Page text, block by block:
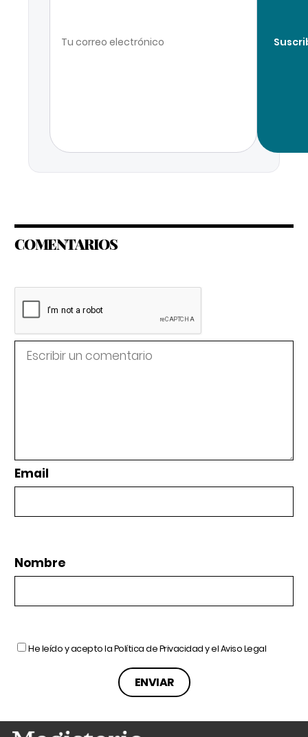
COMENTARIOS
Email
Nombre
He leído y acepto laPolítica de Privacidady elAviso Legal